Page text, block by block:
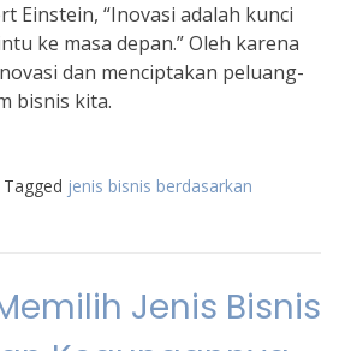
Einstein, “Inovasi adalah kunci
ke masa depan.” Oleh karena
dan menciptakan peluang-
bisnis kita.
Tagged jenis bisnis berdasarkan
Jenis Bisnis